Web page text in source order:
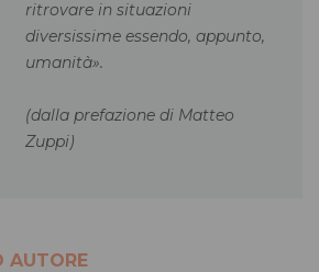
ritrovare in situazioni
diversissime essendo, appunto,
umanità».
(dalla prefazione di Matteo
Zuppi)
AUTORE